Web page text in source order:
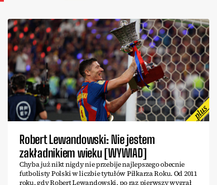
Robert Lewandowski: Nie jestem
zakładnikiem wieku [WYWIAD]
Chyba już nikt nigdy nie przebije najlepszego obecnie
futbolisty Polski w liczbie tytułów Piłkarza Roku. Od 2011
roku, gdy Robert Lewandowski, po raz pierwszy wygrał